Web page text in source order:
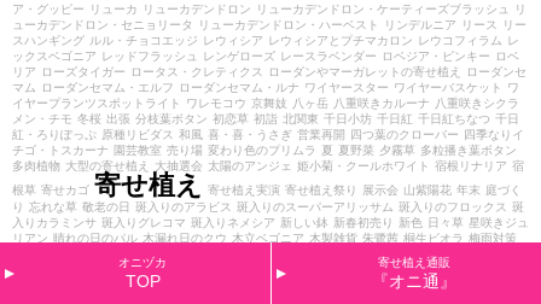
ア・グッピー
リューカ リューカデンドロン リューカデンドロン・ケーティーズブラッシュ
リ
ューカデンドロン・セニョリータ
リューカデンドロン・ハーベスト リンデルニア リース
リー
スハンギング ルル・チョコエッジ レウィシア レウィシアとプチマカロン レウコフィラム レ
ックスベゴニア レッドフラッシュ レンゲローズ レースラベンダー ロベジア・ピンキー
ロベ
リア
ローズタイガー ロータス・クレティクス ローダンやマーガレットの寄せ植え
ローダンセ
マム
ローダンセマム・エルフ ローダンセマム・ルナ ワイヤースター ワイヤーバスケット
ワ
イヤープランツスポットライト
ワレモコウ 京舞妓 八ヶ岳 八重咲きカルーナ
八重咲きシクラ
メン・チモ 冬桜 出張 分枝葉ボタン 初恋草 初詣 北関東 千日小坊 千日紅 千日紅ちなつ 千日
紅・ろりぽっぷ 原種リビダス 和風 喜・喜・うさぎ 営業再開 四つ葉のクローバー 四季なりイ
チゴ・トスカーナ
園芸教室 売り場 変わり色のプリムラ 夏 夏野菜 夕霧草 多粒播き葉ボタン
多肉植物 大型の寄せ植え 大抽選会 太陽のアンジェ 姫小菊・クールホワイト 宿根リナリア 宿
根草 寄せカゴ 寄せ植え 寄せ植え実演 寄せ植え祭り 展示会 山紫陽花 年末 庭づく
り 忘れな草 敬老の日 斑入りのアラビス 斑入りのスーパーアリッサム 斑入りのフロックス 斑
入りカラミンサ 斑入りグレコマ 斑入りネメシア 新しい鉢 新春初売り 新色 日々草 星咲きジュ
リアン 晴れの日のパル 木漏れ日のクウ 木立ベゴニア 木製雑貨 朱鷺茜 桐生ビオラ 梅雨対策
植え込みのお仕事 歌姫 水仙 渋谷園芸
球根 球根ベゴニア 神戸ビオラ 秋バラフェア
紅葉カルーナ 緑のマーケット
オニヅカ
TOP
寄せ植え通販
『オニ通』